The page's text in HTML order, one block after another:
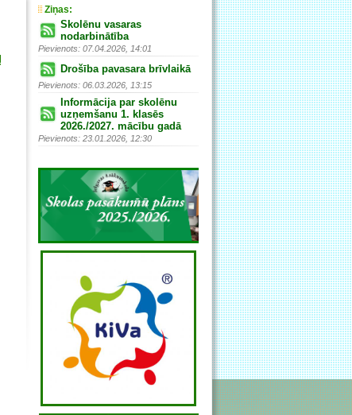
Ziņas:
Skolēnu vasaras
nodarbinātība
Pievienots: 07.04.2026, 14:01
Drošība pavasara brīvlaikā
Pievienots: 06.03.2026, 13:15
Informācija par skolēnu
uzņemšanu 1. klasēs
2026./2027. mācību gadā
Pievienots: 23.01.2026, 12:30